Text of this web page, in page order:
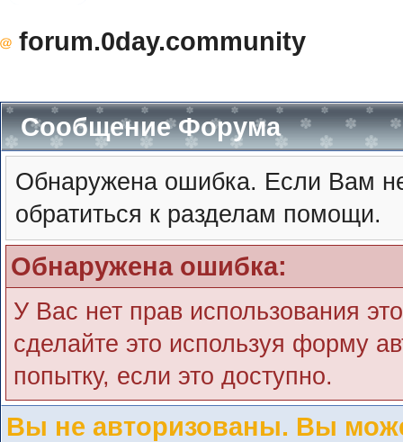
forum.0day.community
Сообщение Форума
Обнаружена ошибка. Если Вам
обратиться к разделам помощи.
Обнаружена ошибка:
У Вас нет прав использования
сделайте это используя форму
попытку, если это доступно.
Вы не авторизованы. Вы